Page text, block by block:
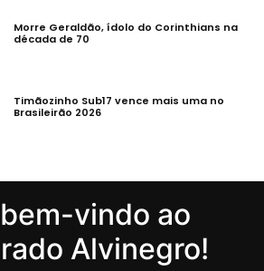
Morre Geraldão, ídolo do Corinthians na
década de 70
Timãozinho Sub17 vence mais uma no
Brasileirão 2026
vindo ao
Alvinegro!